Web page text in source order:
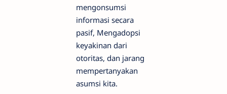
mengonsumsi
informasi secara
pasif, Mengadopsi
keyakinan dari
otoritas, dan jarang
mempertanyakan
asumsi kita.